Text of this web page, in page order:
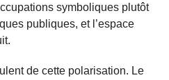
symboliques plutôt
publiques, et l’espace
de cette polarisation. Le